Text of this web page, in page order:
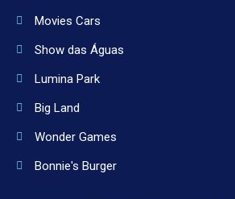
Movies Cars
Show das Águas
Lumina Park
Big Land
Wonder Games
Bonnie's Burger